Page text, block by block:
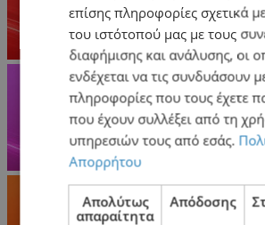
επίσης πληροφορίες σχετικά
του ιστότοπού μας με τους
διαφήμισης και ανάλυσης, οι
ενδέχεται να τις συνδυάσουν
πληροφορίες που τους έχετε
που έχουν συλλέξει από τη
υπηρεσιών τους από εσάς.
Απορρήτου
Απολύτως
απαραίτητα
Απόδοσης